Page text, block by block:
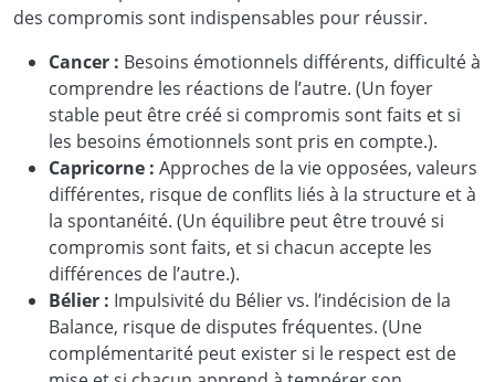
des compromis sont indispensables pour réussir.
Cancer : Besoins émotionnels différents, difficulté à
comprendre les réactions de l’autre. (Un foyer
stable peut être créé si compromis sont faits et si
les besoins émotionnels sont pris en compte.).
Capricorne : Approches de la vie opposées, valeurs
différentes, risque de conflits liés à la structure et à
la spontanéité. (Un équilibre peut être trouvé si
compromis sont faits, et si chacun accepte les
différences de l’autre.).
Bélier : Impulsivité du Bélier vs. l’indécision de la
Balance, risque de disputes fréquentes. (Une
complémentarité peut exister si le respect est de